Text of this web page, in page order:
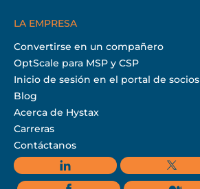
LA EMPRESA
Convertirse en un compañero
OptScale para MSP y CSP
Inicio de sesión en el portal de socios
Blog
Acerca de Hystax
Carreras
Contáctanos